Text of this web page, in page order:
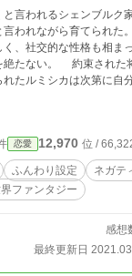
言われるシェンブルク
言われながら育てられ
、社交的な性格も相ま
絶たない。 約束された
たルミシカは次第に自
っぺりした顔を周囲か
来の夫である王太子の
なるとは思えない。 運
を送ろう、と決意してい
ったないメイクねえ！ 化粧
彼は、半ば強引に
、そして提案する。 「二か月後
恋愛 12,970 位 /
ふんわり設定 ネガテ
ファンタジー
感想
最終更新日